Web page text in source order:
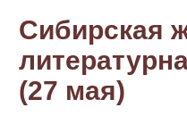
Сибирская
(27 мая)